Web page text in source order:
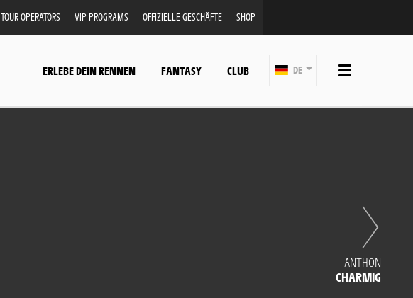
TOUR OPERATORS VIP PROGRAMS OFFIZIELLE GESCHÄFTE SHOP
ERLEBE DEIN RENNEN FANTASY CLUB DE
ANTHON
CHARMIG